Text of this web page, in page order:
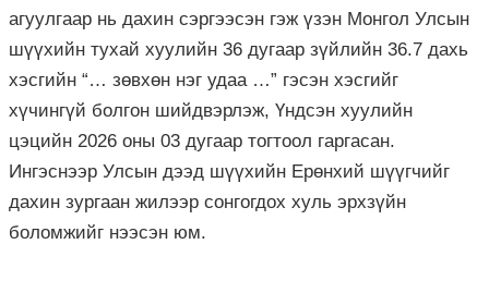
агуулгаар нь дахин сэргээсэн гэж үзэн Монгол Улсын
шүүхийн тухай хуулийн 36 дугаар зүйлийн 36.7 дахь
хэсгийн “… зөвхөн нэг удаа …” гэсэн хэсгийг
хүчингүй болгон шийдвэрлэж, Үндсэн хуулийн
цэцийн 2026 оны 03 дугаар тогтоол гаргасан.
Ингэснээр Улсын дээд шүүхийн Ерөнхий шүүгчийг
дахин зургаан жилээр сонгогдох хуль эрхзүйн
боломжийг нээсэн юм.